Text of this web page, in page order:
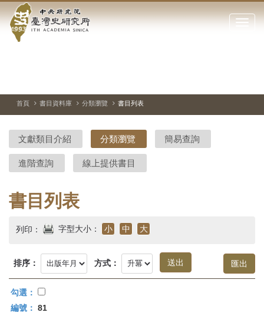
到中
央
院-
臺
灣
史
研
究
首
頁
點
閉
站
停、
圖
圖
結
首頁 書目資料庫 分類瀏覽 書目列表
文獻類目介紹 分類瀏覽 簡易查詢
進階查詢 線上提供書目
書目列表
列印： 字型大小： 小 中 大
排序： 方式：
勾選：
編號： 81